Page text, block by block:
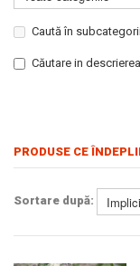
Caută în
Căutare in
PRODUSE CE
Sortare după: